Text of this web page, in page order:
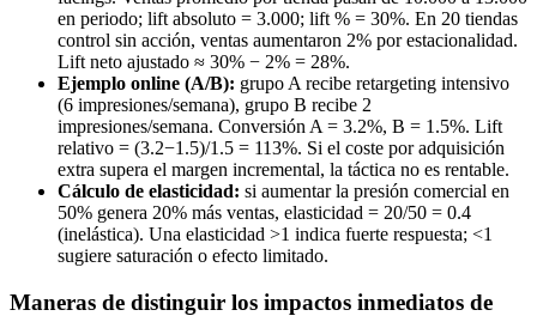
en periodo; lift absoluto = 3.000; lift % = 30%. En 20 tiendas
control sin acción, ventas aumentaron 2% por estacionalidad.
Lift neto ajustado ≈ 30% − 2% = 28%.
Ejemplo online (A/B): grupo A recibe retargeting intensivo
(6 impresiones/semana), grupo B recibe 2
impresiones/semana. Conversión A = 3.2%, B = 1.5%. Lift
relativo = (3.2−1.5)/1.5 = 113%. Si el coste por adquisición
extra supera el margen incremental, la táctica no es rentable.
Cálculo de elasticidad: si aumentar la presión comercial en
50% genera 20% más ventas, elasticidad = 20/50 = 0.4
(inelástica). Una elasticidad >1 indica fuerte respuesta; <1
sugiere saturación o efecto limitado.
Maneras de distinguir los impactos inmediatos de